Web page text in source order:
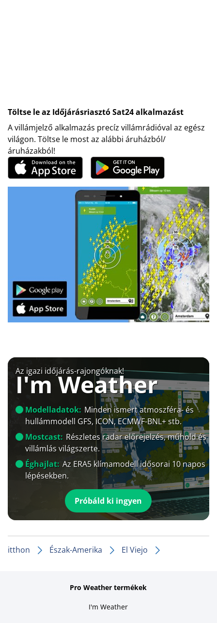
Töltse le az Időjárásriasztó Sat24 alkalmazást
A villámjelző alkalmazás precíz villámrádióval az egész
világon. Töltse le most az alábbi áruházból/
áruházakból!
Az igazi időjárás-rajongóknak!
I'm Weather
Modelladatok: Minden ismert atmoszféra- és
hullámmodell GFS, ICON, ECMWF-BNL+ stb.
Mostcast: Részletes radar előrejelzés, műhold és
villámlás világszerte.
Éghajlat: Az ERA5 klímamodell idősorai 10 napos
lépésekben.
Próbáld ki ingyen
itthon Észak-Amerika El Viejo
Pro Weather termékek
I'm Weather